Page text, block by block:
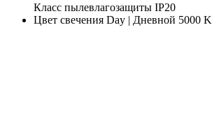
Класс пылевлагозащиты IP20
Цвет свечения Day | Дневной 5000 K